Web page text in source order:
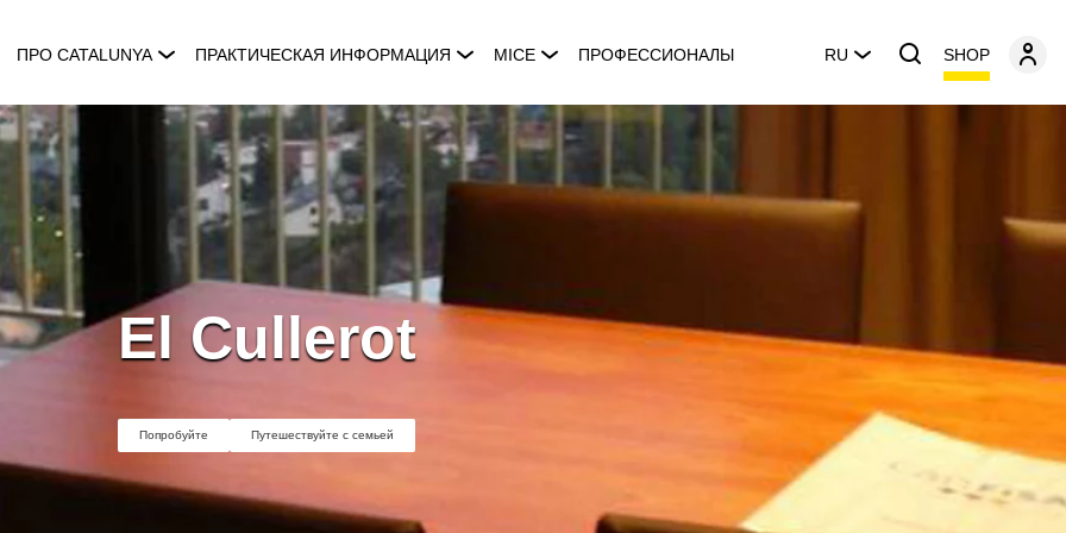
ПРО CATALUNYA ПРАКТИЧЕСКАЯ ИНФОРМАЦИЯ MICE ПРОФЕССИОНАЛЫ RU SHOP
El Cullerot
Попробуйте Путешествуйте с семьей